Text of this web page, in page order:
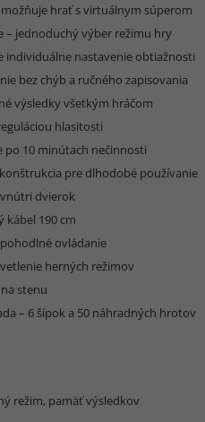
hrať s virtuálnym súperom
– jednoduchý výber režimu hry
individuálne nastavenie obtiažnosti
bez chýb a ručného zapisovania
výsledky všetkým hráčom
hlasitosti
po 10 minútach nečinnosti
pre dlhodobé používanie
dvierok
kábel 190 cm
ovládanie
herných režimov
stenu
– 6 šípok a 50 náhradných hrotov
režim, pamäť výsledkov